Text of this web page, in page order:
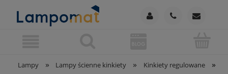
Lampy » Lampy ścienne kinkiety » Kinkiety regulowane »